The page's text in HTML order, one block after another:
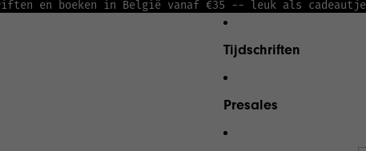
en boeken in België vanaf €35 -- leuk als
Tijdschriften
Presales